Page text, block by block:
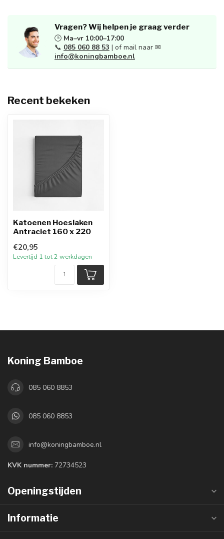
Vragen? Wij helpen je graag verder
🕒 Ma–vr 10:00–17:00
📞 085 060 88 53 | of mail naar ✉
info@koningbamboe.nl
Recent bekeken
Katoenen Hoeslaken
Antraciet 160 x 220
€20,95
Levertijd 1 tot 2 werkdagen
Koning Bamboe
085 060 8853
085 060 8853
info@koningbamboe.nl
KVK nummer: 72734523
Openingstijden
Informatie